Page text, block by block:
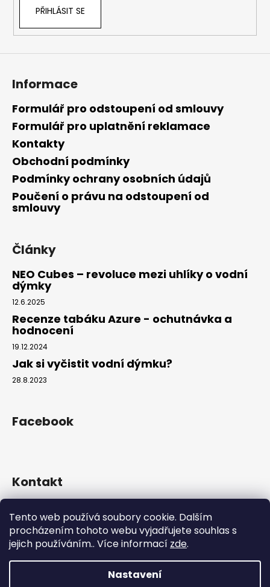
Tento web používá soubory cookie. Dalším
procházením tohoto webu vyjadřujete souhlas s
jejich používáním.. Více informací zde.
Nastavení
PŘIHLÁSIT SE
Informace
Formulář pro odstoupení od smlouvy
Formulář pro uplatnění reklamace
Kontakty
Obchodní podmínky
Podmínky ochrany osobních údajů
Poučení o právu na odstoupení od
smlouvy
Články
NEO Cubes – revoluce mezi uhlíky o vodní
dýmky
12.6.2025
Recenze tabáku Azure - ochutnávka a
hodnocení
19.12.2024
Jak si vyčistit vodní dýmku?
28.8.2023
Facebook
Kontakt
+420 739 522 572
hookah_gang.cz/